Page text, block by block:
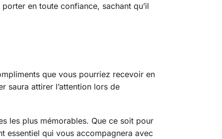
en toute confiance, sachant qu’il
que vous pourriez recevoir en
saura attirer l’attention lors de
les plus mémorables. Que ce soit pour
essentiel qui vous accompagnera avec